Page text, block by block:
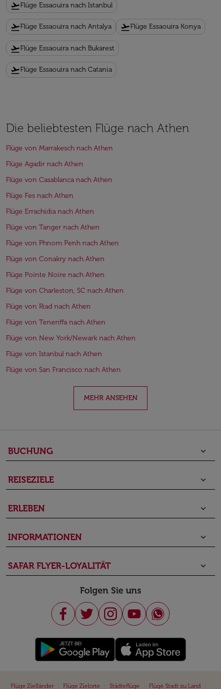
flight_takeoffFlüge Essaouira nach Istanbul
flight_takeoffFlüge Essaouira nach Antalya flight_takeoffFlüge Essaouira Konya
flight_takeoffFlüge Essaouira nach Bukarest
flight_takeoffFlüge Essaouira nach Catania
Die beliebtesten Flüge nach Athen
Flüge von Marrakesch nach Athen
Flüge Agadir nach Athen
Flüge von Casablanca nach Athen
Flüge Fes nach Athen
Flüge Errachidia nach Athen
Flüge von Tanger nach Athen
Flüge von Phnom Penh nach Athen
Flüge von Conakry nach Athen
Flüge Pointe Noire nach Athen
Flüge von Charleston, SC nach Athen
Flüge von Riad nach Athen
Flüge von Teneriffa nach Athen
Flüge von New York/Newark nach Athen
Flüge von Istanbul nach Athen
Flüge von San Francisco nach Athen
MEHR ANSEHEN
BUCHUNG keyboard_arrow_down
REISEZIELE keyboard_arrow_down
ERLEBEN keyboard_arrow_down
INFORMATIONEN keyboard_arrow_down
SAFAR FLYER-LOYALITÄT keyboard_arrow_down
Folgen Sie uns
Flüge Zielländer Flüge Zielorte Städteflüge Flüge Stadt zu Land